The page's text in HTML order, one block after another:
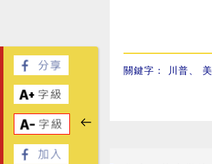
關鍵字： 川普